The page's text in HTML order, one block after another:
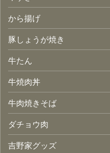
から揚げ
豚しょうが焼き
牛たん
牛焼肉丼
牛肉焼きそば
ダチョウ肉
吉野家グッズ